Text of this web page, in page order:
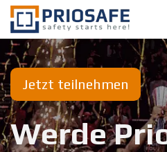
Zum Inhalt springen
Jetzt teilnehmen
Werde